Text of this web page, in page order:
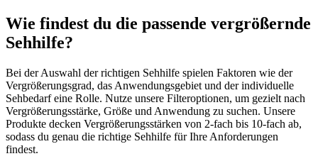
Wie findest du die passende vergrößernde
Sehhilfe?
Bei der Auswahl der richtigen Sehhilfe spielen Faktoren wie der
Vergrößerungsgrad, das Anwendungsgebiet und der individuelle
Sehbedarf eine Rolle. Nutze unsere Filteroptionen, um gezielt nach
Vergrößerungsstärke, Größe und Anwendung zu suchen. Unsere
Produkte decken Vergrößerungsstärken von 2-fach bis 10-fach ab,
sodass du genau die richtige Sehhilfe für Ihre Anforderungen
findest.